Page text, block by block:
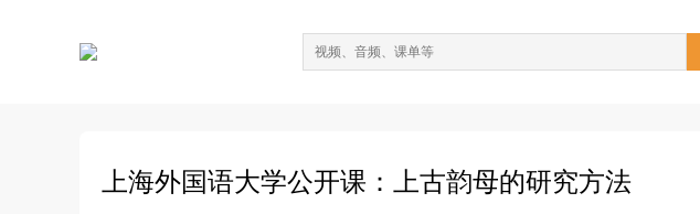
上海外国语大学公开课：上古韵母的研究方法